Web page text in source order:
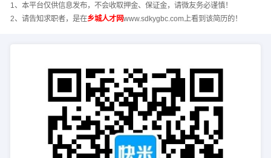
1、本平台仅供信息发布，不会收取押金、保证金，请微友务必谨慎！
2、请告知求职者，是在乡城人才网www.sdkygbc.com上看到该简历的！